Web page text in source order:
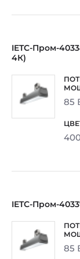
IETC-Пром-
4К)
85
IETC-Пром-
85